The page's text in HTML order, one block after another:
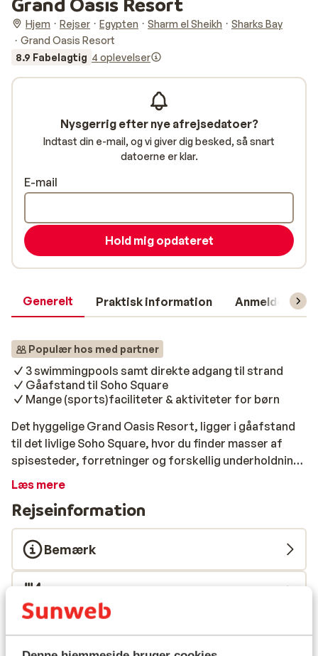
Hjem Rejser Egypten Sharm el Sheikh
Sharks Bay
Grand Oasis Resort
8.9 Fabelagtig 4 oplevelser
Generelt Praktisk information Anmeldelser
Populær hos med partner
3 swimmingpools samt direkte adgang til strand
Gåafstand til Soho Square
Mange (sports)faciliteter & aktiviteter for børn
Det hyggelige Grand Oasis Resort, ligger i gåafstand
til det livlige Soho Square, hvor du finder masser af
spisesteder, forretninger og forskellig underholdning.
Hotellet er, som navnet antyder, en afslappende oase,
ferie. Der er masser af aktiviteter for børn, som I kan
tage jer til såsom legeplads, børneklub samt
underholdning i de store swimmingpools. I kan desuden
spille alt fra tennis, volleyball og billard eller få sved på
panden i det veludstyrede fitnesslokale med tilhørende
Inclusive programmet, kan du nyde
aftenunderholdningen arrangeret på hotellet af
Animation teamet. Strandløve eller badedyr? Om dagen
Læs mere
Rejseinformation
Bemærk
Flyinformation
Nysgerrig efter nye afrejsedatoer?
Indtast din e-mail, og vi giver dig besked, så snart
datoerne er klar.
E-mail
Hold mig opdateret